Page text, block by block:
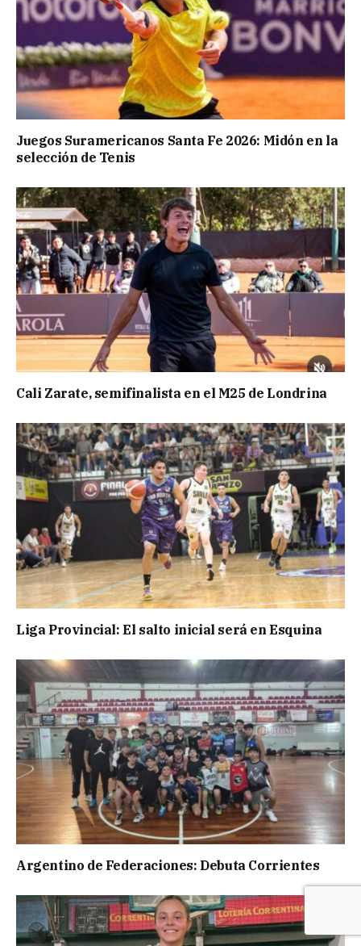
Juegos Suramericanos Santa Fe 2026: Midón en la
selección de Tenis
Cali Zarate, semifinalista en el M25 de Londrina
Liga Provincial: El salto inicial será en Esquina
Argentino de Federaciones: Debuta Corrientes